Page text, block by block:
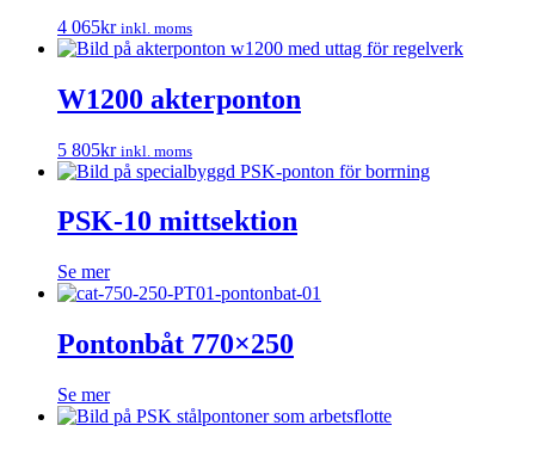
4 065kr inkl. moms
W1200 akterponton
5 805kr inkl. moms
PSK-10 mittsektion
Se mer
Pontonbåt 770×250
Se mer